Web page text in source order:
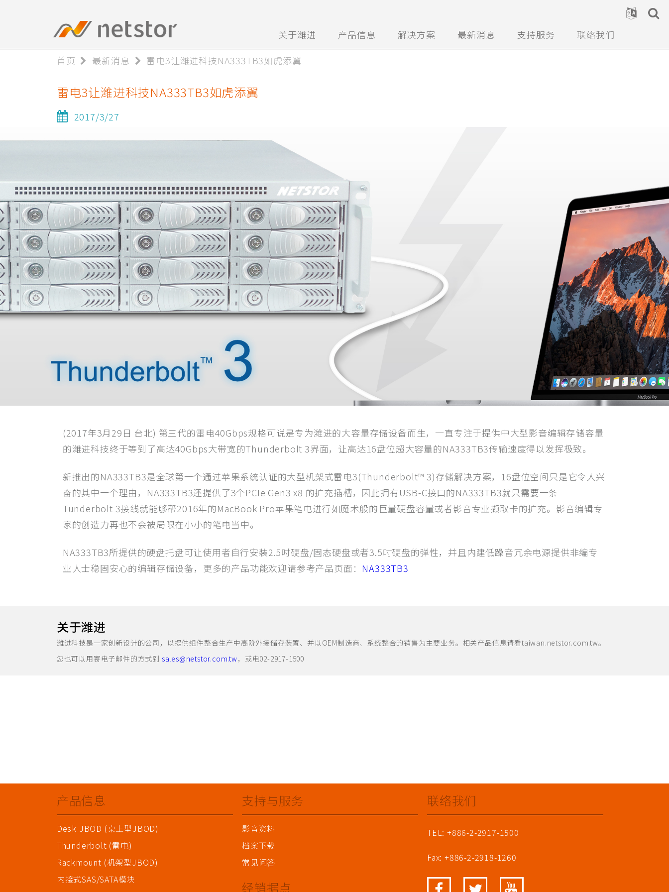
关于潍进 产品信息 解决方案 最新消息 支持服务
联络我们
首页
最新消息 雷电3让潍进科技NA333TB3如虎添翼
雷电3让潍进科技NA333TB3如虎添翼
2017/3/27
(2017年3月29日 台北) 第三代的雷电40Gbps规格可说是专为潍进的大容量存储设备而生，一直专注于提供中大型影音编辑存储容量
的潍进科技终于等到了高达40Gbps大带宽的Thunderbolt 3界面，让高达16盘位超大容量的NA333TB3传输速度得以发挥极致。
新推出的NA333TB3是全球第一个通过苹果系统认证的大型机架式雷电3(Thunderbolt™ 3)存储解决方案，16盘位空间只是它令人兴
奋的其中一个理由，NA333TB3还提供了3个PCIe Gen3 x8 的扩充插槽，因此拥有USB-C接口的NA333TB3就只需要一条
Tunderbolt 3接线就能够帮2016年的MacBook Pro苹果笔电进行如魔术般的巨量硬盘容量或者影音专业撷取卡的扩充。影音编辑专
家的创造力再也不会被局限在小小的笔电当中。
NA333TB3所提供的硬盘托盘可让使用者自行安装2.5吋硬盘/固态硬盘或者3.5吋硬盘的弹性，并且内建低躁音冗余电源提供非编专
业人士稳固安心的编辑存储设备，更多的产品功能欢迎请参考产品页面： NA333TB3
关于潍进
潍进科技是一家创新设计的公司，以提供组件整合生产中高阶外接储存装置、并以OEM制造商、系统整合的销售为主要业务。相关产品信息请看taiwan.netstor.com.tw。
您也可以用寄电子邮件的方式到 sales@netstor.com.tw，或电02-2917-1500
产品信息
Desk JBOD (桌上型JBOD)
Thunderbolt (雷电)
Rackmount (机架型JBOD)
内接式SAS/SATA模块
支持与服务
影音资料
档案下载
常见问答
经销据点
联络我们
TEL: +886-2-2917-1500
Fax: +886-2-2918-1260